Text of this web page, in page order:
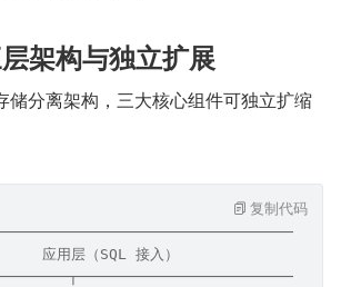
架构与独立扩展
储分离架构，三大核心组件可独立扩缩
应用层（SQL 接入）               │
复制代码